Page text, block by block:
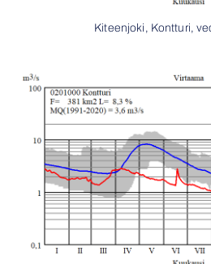
Kiteenjoki, Kontturi,